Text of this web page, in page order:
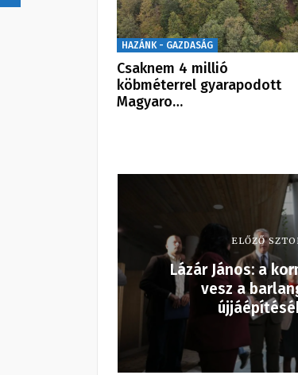
HAZÁNK - GAZDASÁG
Csaknem 4 millió
köbméterrel gyarapodott
Magyaro…
ELŐZŐ
Lázár János: a
vesz a